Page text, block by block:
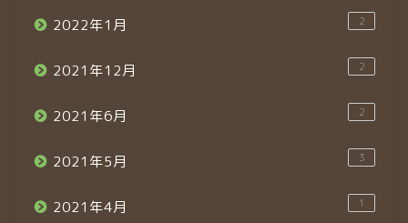
2022年1月 2
2021年12月 2
2021年6月 2
2021年5月 3
2021年4月 1